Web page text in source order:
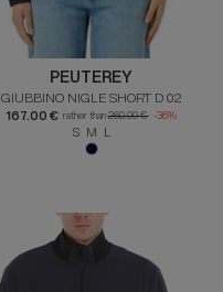
PEUTEREY
GIUBBINO NIGLE SHORT D 02
167.00 € rather than260.00 € -36%
S M L